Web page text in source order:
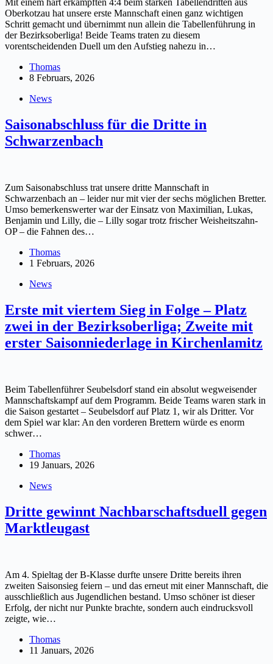
Mit einem hart erkämpften 4:4 beim starken Tabellendritten aus
Oberkotzau hat unsere erste Mannschaft einen ganz wichtigen
Schritt gemacht und übernimmt nun allein die Tabellenführung in
der Bezirksoberliga! Beide Teams traten zu diesem
vorentscheidenden Duell um den Aufstieg nahezu in…
Thomas
8 Februars, 2026
News
Saisonabschluss für die Dritte in
Schwarzenbach
Zum Saisonabschluss trat unsere dritte Mannschaft in
Schwarzenbach an – leider nur mit vier der sechs möglichen Bretter.
Umso bemerkenswerter war der Einsatz von Maximilian, Lukas,
Benjamin und Lilly, die – Lilly sogar trotz frischer Weisheitszahn-
OP – die Fahnen des…
Thomas
1 Februars, 2026
News
Erste mit viertem Sieg in Folge – Platz
zwei in der Bezirksoberliga; Zweite mit
erster Saisonniederlage in Kirchenlamitz
Beim Tabellenführer Seubelsdorf stand ein absolut wegweisender
Mannschaftskampf auf dem Programm. Beide Teams waren stark in
die Saison gestartet – Seubelsdorf auf Platz 1, wir als Dritter. Vor
dem Spiel war klar: An den vorderen Brettern würde es enorm
schwer…
Thomas
19 Januars, 2026
News
Dritte gewinnt Nachbarschaftsduell gegen
Marktleugast
Am 4. Spieltag der B-Klasse durfte unsere Dritte bereits ihren
zweiten Saisonsieg feiern – und das erneut mit einer Mannschaft, die
ausschließlich aus Jugendlichen bestand. Umso schöner ist dieser
Erfolg, der nicht nur Punkte brachte, sondern auch eindrucksvoll
zeigte, wie…
Thomas
11 Januars, 2026